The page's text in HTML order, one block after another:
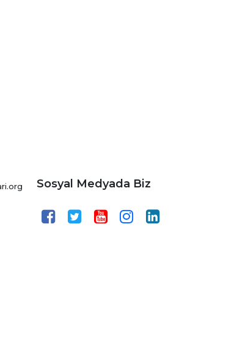
Sosyal Medyada Biz